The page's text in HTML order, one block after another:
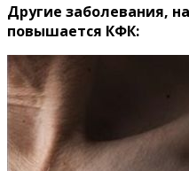
Другие заболевания,
повышается КФК: